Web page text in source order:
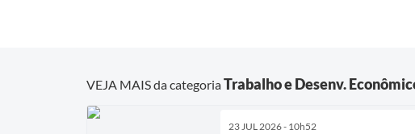
VEJA MAIS da categoriaTrabalho e Desenv.
23 JUL 2026 - 10h52